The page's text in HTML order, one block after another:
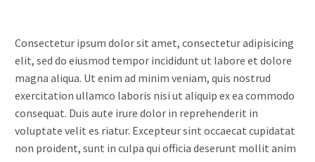
Consectetur ipsum dolor sit amet, consectetur adipisicing
elit, sed do eiusmod tempor incididunt ut labore et dolore
magna aliqua. Ut enim ad minim veniam, quis nostrud
exercitation ullamco laboris nisi ut aliquip ex ea commodo
consequat. Duis aute irure dolor in reprehenderit in
voluptate velit es riatur. Excepteur sint occaecat cupidatat
non proident, sunt in culpa qui officia deserunt mollit anim